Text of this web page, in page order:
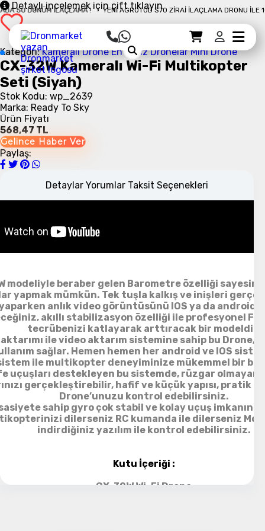
50 DÖNÜM İLAÇLAMA ! YENI AGROTOD S70 ZIRAI İLAÇLAMA DRONU İLE 10
Sepet
Sepet Detayı Ödemeye Geç
Detaylı incelemek için çift tıklayın
Kategori:Kameralı Drone En Ucuz Dronelar Mini Drone
CX-32W Kameralı Wi-Fi Multikopter
Seti (Siyah)
Stok Kodu: wp_2639
Marka: Ready To Sky
Ürün Fiyatı
568,47 TL
Gelince Haber Ver
Paylaş:
Detaylar Yorumlar Taksit Seçenekleri
modeliyle beraber gelen Barometre özelliği
yapmak mümkün. Tek tuşla kalkış ve inişleri
anlık video görüntüsünü IOS ya da android
akıllı stabilizasyon özelliği ile profesyonel
tecrübenizi katlayarak arttıracak bir modeldir.
ile video aktarım sistemine sahip bu Drone,
sağlar. Hemen hemen her android ve IOS
ile multikopter deneyiminize mükemmel bir
uçuşları destekleyen bu sistemde, rüzgar olmayan
gerçekleştirebilir, hafif ve küçük yapısı, pratik
Drone’unuzu kontrol edebilirsiniz.
sahip gyro çok stabil ve kolay uçuş imkanını
dilerseniz RC kumanda ile dilerseniz
indirdiğiniz yazılım ile kontrol edebilirsiniz.
Kutu İçeriği :
CX-32W Wi-Fi Drone